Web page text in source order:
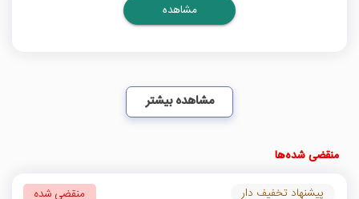
مشاهده
مشاهده بیشتر
منقضی شده‌ها
پیشنهاد تخفیف دار منقضی شده